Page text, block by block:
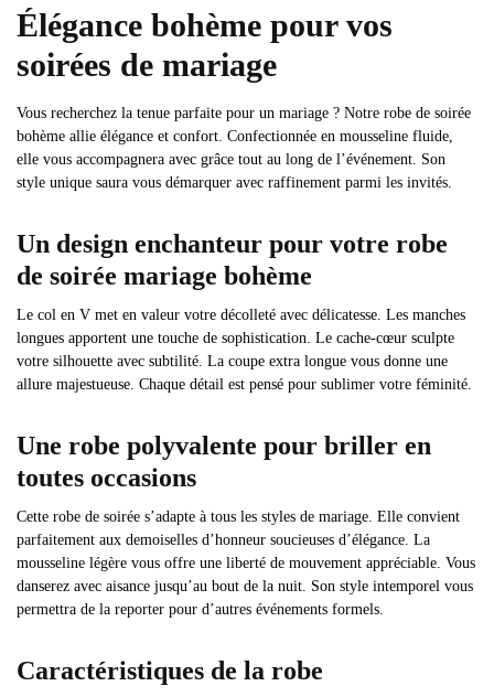
Élégance bohème pour vos
soirées de mariage
Vous recherchez la tenue parfaite pour un mariage ? Notre robe de soirée
bohème allie élégance et confort. Confectionnée en mousseline fluide,
elle vous accompagnera avec grâce tout au long de l’événement. Son
style unique saura vous démarquer avec raffinement parmi les invités.
Un design enchanteur pour votre robe
de soirée mariage bohème
Le col en V met en valeur votre décolleté avec délicatesse. Les manches
longues apportent une touche de sophistication. Le cache-cœur sculpte
votre silhouette avec subtilité. La coupe extra longue vous donne une
allure majestueuse. Chaque détail est pensé pour sublimer votre féminité.
Une robe polyvalente pour briller en
toutes occasions
Cette robe de soirée s’adapte à tous les styles de mariage. Elle convient
parfaitement aux demoiselles d’honneur soucieuses d’élégance. La
mousseline légère vous offre une liberté de mouvement appréciable. Vous
danserez avec aisance jusqu’au bout de la nuit. Son style intemporel vous
permettra de la reporter pour d’autres événements formels.
Caractéristiques de la robe